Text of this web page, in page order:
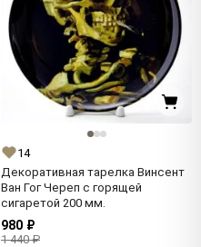
14
Декоративная тарелка Винсент
Ван Гог Череп с горящей
сигаретой 200 мм.
980 ₽
1 440 ₽